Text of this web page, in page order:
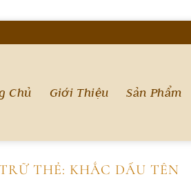
Chủ Giới Thiệu Sản Phẩm
THẺ: KHẮC DẤU TÊN